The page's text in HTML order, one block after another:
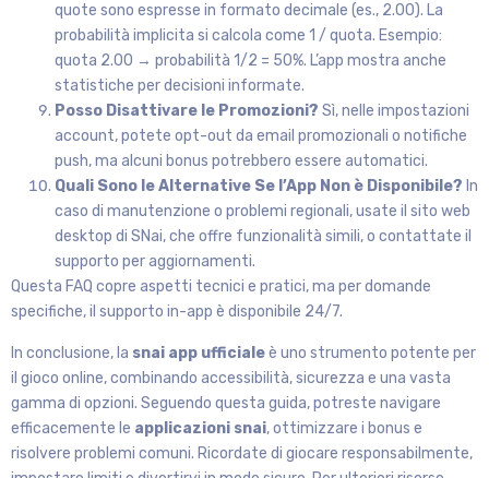
quote sono espresse in formato decimale (es., 2.00). La
probabilità implicita si calcola come 1 / quota. Esempio:
quota 2.00 → probabilità 1/2 = 50%. L’app mostra anche
statistiche per decisioni informate.
Posso Disattivare le Promozioni? Sì, nelle impostazioni
account, potete opt-out da email promozionali o notifiche
push, ma alcuni bonus potrebbero essere automatici.
Quali Sono le Alternative Se l’App Non è Disponibile? In
caso di manutenzione o problemi regionali, usate il sito web
desktop di SNai, che offre funzionalità simili, o contattate il
supporto per aggiornamenti.
Questa FAQ copre aspetti tecnici e pratici, ma per domande
specifiche, il supporto in-app è disponibile 24/7.
In conclusione, la snai app ufficialeè uno strumento potente per
il gioco online, combinando accessibilità, sicurezza e una vasta
gamma di opzioni. Seguendo questa guida, potreste navigare
efficacemente le applicazioni snai, ottimizzare i bonus e
risolvere problemi comuni. Ricordate di giocare responsabilmente,